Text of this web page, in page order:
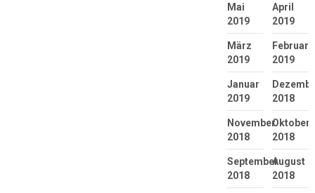
Mai
2019
April
2019
März
2019
Februar
2019
Januar
2019
2018
November
2018
Oktober
2018
September
2018
August
2018